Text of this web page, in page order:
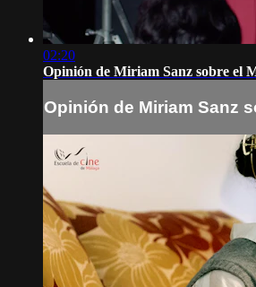
02:20
Opinión de Miriam Sanz sobre el
Opinión de Miriam Sanz